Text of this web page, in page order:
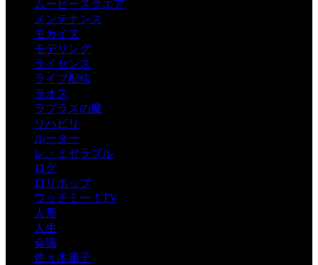
ムービースクエア
メンテナンス
モカイヌ
モデリング
ライセンス
ライブ配信
ラオス
ラプラスの魔
リハビリ
ルーター
レ・ミゼラブル
ログ
ロリポップ
ワッチミー！TV
人形
人生
会議
佐々木庸子